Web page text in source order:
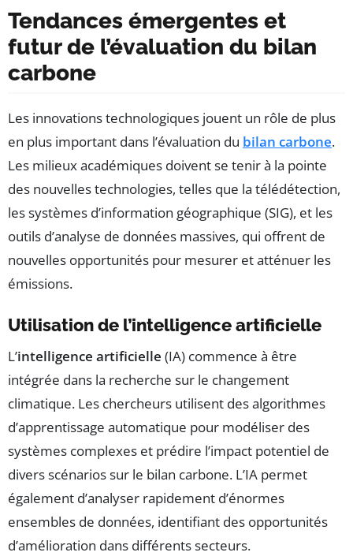
Tendances émergentes et
futur de l’évaluation du bilan
carbone
Les innovations technologiques jouent un rôle de plus
en plus important dans l’évaluation du bilan carbone.
Les milieux académiques doivent se tenir à la pointe
des nouvelles technologies, telles que la télédétection,
les systèmes d’information géographique (SIG), et les
outils d’analyse de données massives, qui offrent de
nouvelles opportunités pour mesurer et atténuer les
émissions.
Utilisation de l’intelligence artificielle
L’intelligence artificielle (IA) commence à être
intégrée dans la recherche sur le changement
climatique. Les chercheurs utilisent des algorithmes
d’apprentissage automatique pour modéliser des
systèmes complexes et prédire l’impact potentiel de
divers scénarios sur le bilan carbone. L’IA permet
également d’analyser rapidement d’énormes
ensembles de données, identifiant des opportunités
d’amélioration dans différents secteurs.